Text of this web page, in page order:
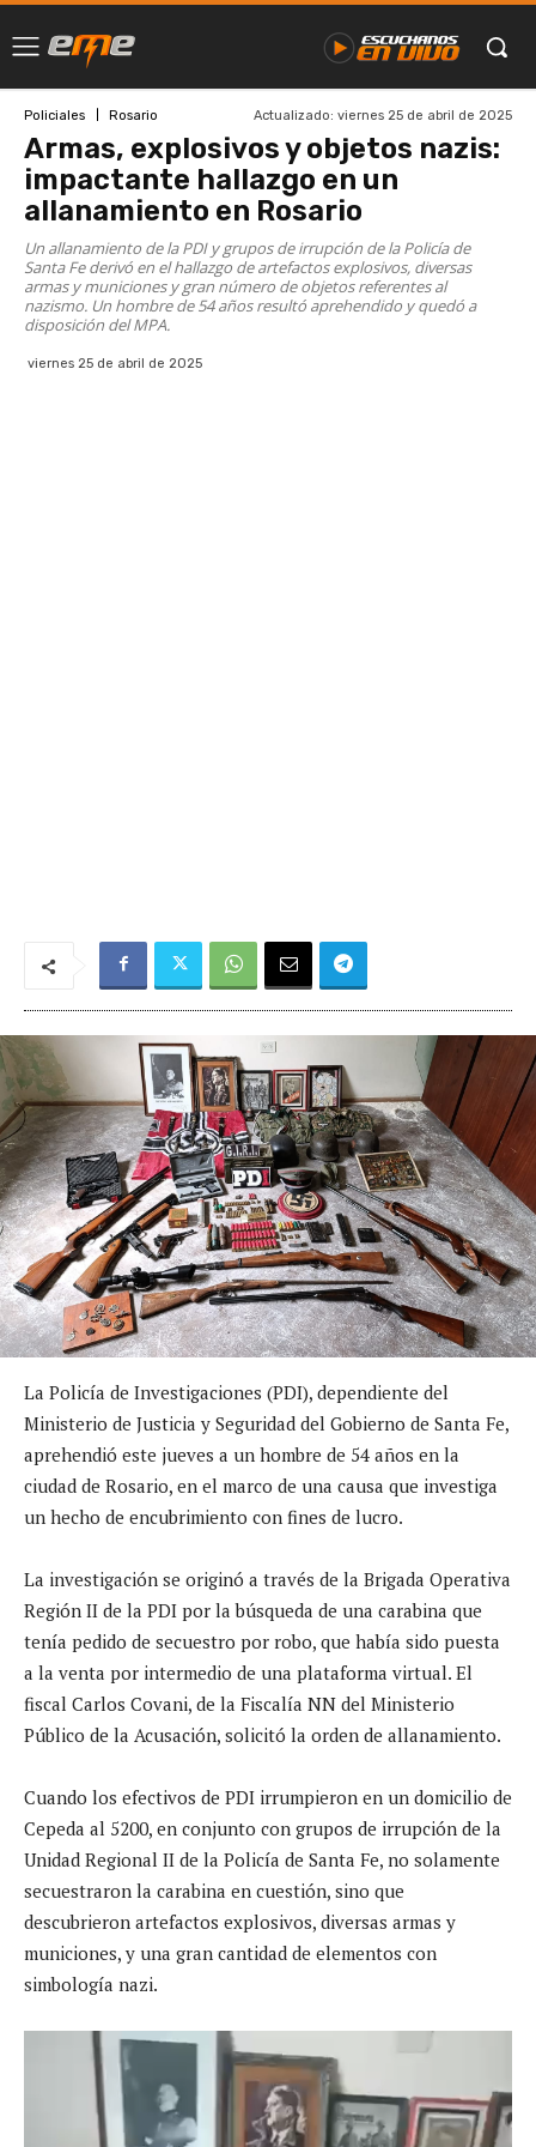
Policiales Rosario Actualizado: viernes 25 de abril de 2025
Armas, explosivos y objetos nazis:
impactante hallazgo en un
allanamiento en Rosario
Un allanamiento de la PDI y grupos de irrupción de la Policía de
Santa Fe derivó en el hallazgo de artefactos explosivos, diversas
armas y municiones y gran número de objetos referentes al
nazismo. Un hombre de 54 años resultó aprehendido y quedó a
disposición del MPA.
viernes 25 de abril de 2025
La Policía de Investigaciones (PDI), dependiente del
Ministerio de Justicia y Seguridad del Gobierno de Santa Fe,
aprehendió este jueves a un hombre de 54 años en la
ciudad de Rosario, en el marco de una causa que investiga
un hecho de encubrimiento con fines de lucro.
La investigación se originó a través de la Brigada Operativa
Región II de la PDI por la búsqueda de una carabina que
tenía pedido de secuestro por robo, que había sido puesta
a la venta por intermedio de una plataforma virtual. El
fiscal Carlos Covani, de la Fiscalía NN del Ministerio
Público de la Acusación, solicitó la orden de allanamiento.
Cuando los efectivos de PDI irrumpieron en un domicilio de
Cepeda al 5200, en conjunto con grupos de irrupción de la
Unidad Regional II de la Policía de Santa Fe, no solamente
secuestraron la carabina en cuestión, sino que
descubrieron artefactos explosivos, diversas armas y
municiones, y una gran cantidad de elementos con
simbología nazi.